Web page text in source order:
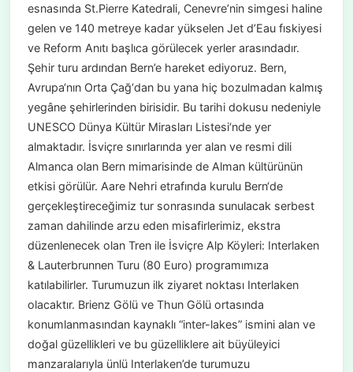
esnasında St.Pierre Katedrali, Cenevre’nin simgesi haline
gelen ve 140 metreye kadar yükselen Jet d’Eau fıskiyesi
ve Reform Anıtı başlıca görülecek yerler arasındadır.
Şehir turu ardından Bern’e hareket ediyoruz. Bern,
Avrupa‘nın Orta Çağ‘dan bu yana hiç bozulmadan kalmış
yegâne şehirlerinden birisidir. Bu tarihi dokusu nedeniyle
UNESCO Dünya Kültür Mirasları Listesi‘nde yer
almaktadır. İsviçre sınırlarında yer alan ve resmi dili
Almanca olan Bern mimarisinde de Alman kültürünün
etkisi görülür. Aare Nehri etrafında kurulu Bern‘de
gerçekleştireceğimiz tur sonrasında sunulacak serbest
zaman dahilinde arzu eden misafirlerimiz, ekstra
düzenlenecek olan Tren ile İsviçre Alp Köyleri: Interlaken
& Lauterbrunnen Turu (80 Euro) programımıza
katılabilirler. Turumuzun ilk ziyaret noktası Interlaken
olacaktır. Brienz Gölü ve Thun Gölü ortasında
konumlanmasından kaynaklı “inter-lakes” ismini alan ve
doğal güzellikleri ve bu güzelliklere ait büyüleyici
manzaralarıyla ünlü Interlaken’de turumuzu